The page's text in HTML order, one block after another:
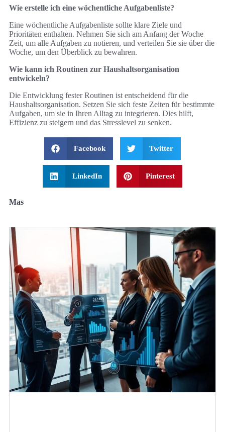
Wie erstelle ich eine wöchentliche Aufgabenliste?
Eine wöchentliche Aufgabenliste sollte klare Ziele und
Prioritäten enthalten. Nehmen Sie sich am Anfang der Woche
Zeit, um alle Aufgaben zu notieren, und verteilen Sie sie über die
Woche, um den Überblick zu bewahren.
Wie kann ich Routinen zur Haushaltsorganisation
entwickeln?
Die Entwicklung fester Routinen ist entscheidend für die
Haushaltsorganisation. Setzen Sie sich feste Zeiten für bestimmte
Aufgaben, um sie in Ihren Alltag zu integrieren. Dies hilft,
Effizienz zu steigern und das Stresslevel zu senken.
Facebook Twitter
LinkedIn Pinterest
Mas